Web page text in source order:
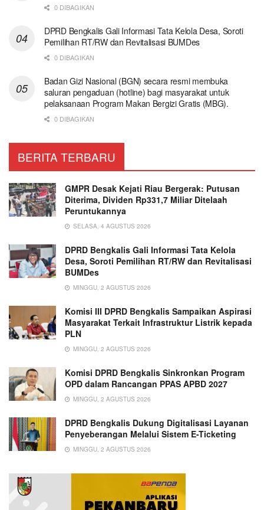
0 DIBAGIKAN
DPRD Bengkalis Gali Informasi Tata Kelola Desa, Soroti
Pemilihan RT/RW dan Revitalisasi BUMDes
0 DIBAGIKAN
Badan Gizi Nasional (BGN) secara resmi membuka
saluran pengaduan (hotline) bagi masyarakat untuk
pelaksanaan Program Makan Bergizi Gratis (MBG).
0 DIBAGIKAN
BERITA TERBARU
GMPR Desak Kejati Riau Bergerak: Putusan
Diterima, Dividen Rp331,7 Miliar Ditelaah
Peruntukannya
SELASA, 4 AGUSTUS 2026
DPRD Bengkalis Gali Informasi Tata Kelola
Desa, Soroti Pemilihan RT/RW dan Revitalisasi
BUMDes
MINGGU, 2 AGUSTUS 2026
Komisi III DPRD Bengkalis Sampaikan Aspirasi
Masyarakat Terkait Infrastruktur Listrik kepada
PLN
MINGGU, 2 AGUSTUS 2026
Komisi DPRD Bengkalis Sinkronkan Program
OPD dalam Rancangan PPAS APBD 2027
MINGGU, 2 AGUSTUS 2026
DPRD Bengkalis Dukung Digitalisasi Layanan
Penyeberangan Melalui Sistem E-Ticketing
MINGGU, 2 AGUSTUS 2026